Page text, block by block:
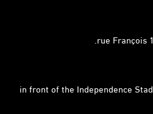
in front of the Independence